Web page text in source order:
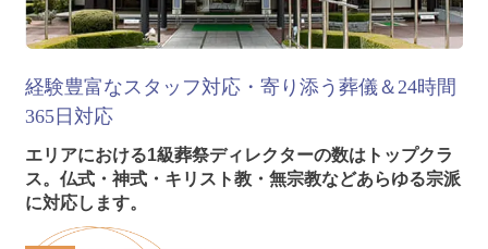
経験豊富なスタッフ対応・寄り添う葬儀＆24時間
365日対応
エリアにおける1級葬祭ディレクターの数はトップクラ
ス。仏式・神式・キリスト教・無宗教などあらゆる宗派
に対応します。